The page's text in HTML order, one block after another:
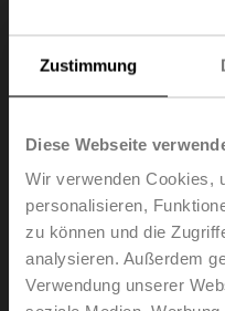
Zustimmung
Diese Webseite
Wir verwenden Cookies,
personalisieren,
zu können und die
analysieren. Außerdem
Verwendung unserer
Hubventil, 2-Weg, DN
Kvs 2.5 m³/h,